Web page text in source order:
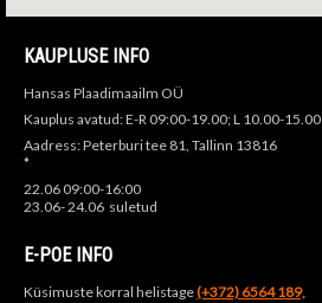
KAUPLUSE INFO
Hansas Plaadimaailm OÜ
Kauplus avatud: E-R 09:00-19.00; L 10.00-15.00
Aadress: Peterburi tee 81, Tallinn 13816
*
22.06 09:00-16:00
23.06- 24.06 suletud
E-POE INFO
Küsimuste korral helistage(+372) 6564 189,